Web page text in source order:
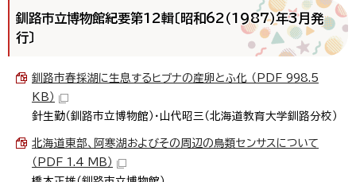
釧路市立博物館紀要第12輯〔昭和62（1987）年3月発
行〕
釧路市春採湖に生息するヒブナの産卵とふ化 （PDF 998.5
KB）
針生勤（釧路市立博物館）・山代昭三（北海道教育大学釧路分校）
北海道東部、阿寒湖およびその周辺の鳥類センサスについて
（PDF 1.4 MB）